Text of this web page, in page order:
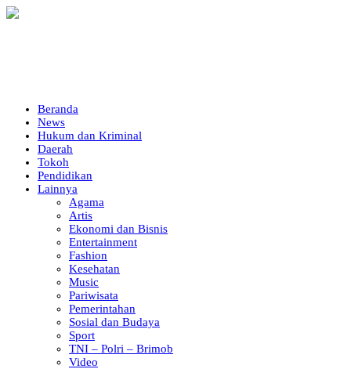
Beranda
News
Hukum dan Kriminal
Daerah
Tokoh
Pendidikan
Lainnya
Agama
Artis
Ekonomi dan Bisnis
Entertainment
Fashion
Kesehatan
Music
Pariwisata
Pemerintahan
Sosial dan Budaya
Sport
TNI – Polri – Brimob
Video